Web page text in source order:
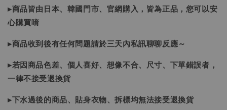
▸商品皆由日本、韓國門市、官網購入，皆為正品，您可以安
心購買唷
▸商品收到後有任何問題請於三天內私訊聊聊反應～
▸若因商品色差、個人喜好、想像不合、尺寸、下單錯誤者，
一律不接受退換貨
▸下水過後的商品、貼身衣物、拆標均無法接受退換貨